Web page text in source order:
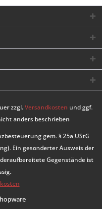
zzgl.Versandkosten und ggf.
anders beschrieben
gem. § 25a UStG
Ein gesonderter Ausweis der
Gegenstände ist